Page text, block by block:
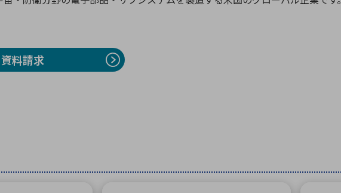
グループ会社 社名の由来・ロゴ
個人投資家の皆さまへ
サービス 医療機器
資料請求